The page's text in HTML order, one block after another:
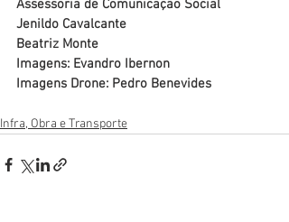
Assessoria de Comunicação Social
Jenildo Cavalcante
Beatriz Monte
Imagens: Evandro Ibernon
Imagens Drone: Pedro Benevides
Infra, Obra e Transporte